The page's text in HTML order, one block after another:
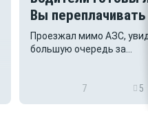
Вы переплачивать
топливо 26
36 руб.(34%)?
Проезжал мимо АЗС,
большую очередь за
заправка идёт полным
7 5